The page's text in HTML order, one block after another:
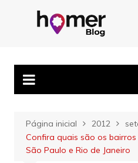
Posts semanais sobre o
corretores imobiliários
Página inicial 2012
Confira quais são os
São Paulo e Rio de Janeiro